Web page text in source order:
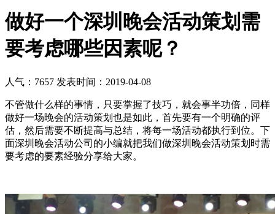
做好一个深圳晚会活动策划需
要考虑哪些因素呢？
人气：7657 发表时间：2019-04-08
不管做什么样的事情，只要掌握了技巧，就会事半功倍，同样
做好一场晚会的活动策划也是如此，首先要有一个明确的评
估，然后需要不断提高与总结，将每一场活动都执行到位。下
面深圳晚会活动公司的小编就把我们做深圳晚会活动策划时需
要考虑的要素经验分享给大家。